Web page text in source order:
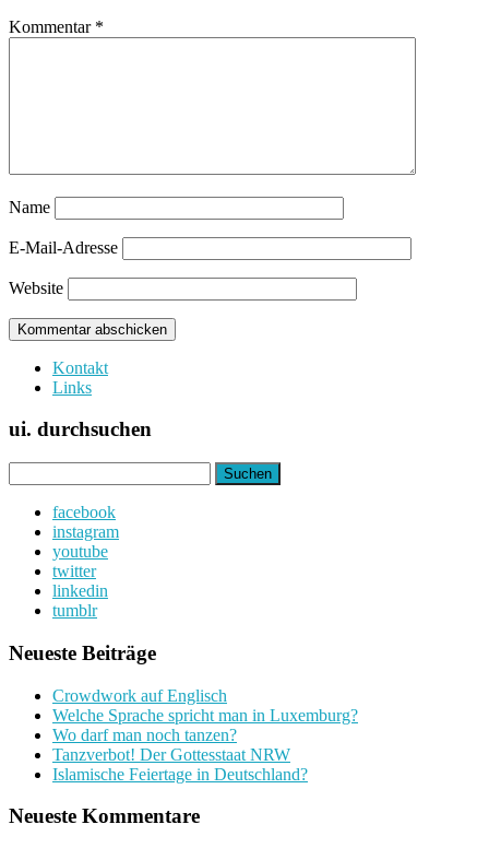
Kommentar *
Name
E-Mail-Adresse
Website
Kontakt
Links
ui. durchsuchen
nach:
facebook
instagram
youtube
twitter
linkedin
tumblr
Neueste Beiträge
Crowdwork auf Englisch
Welche Sprache spricht man in Luxemburg?
Wo darf man noch tanzen?
Tanzverbot! Der Gottesstaat NRW
Islamische Feiertage in Deutschland?
Neueste Kommentare